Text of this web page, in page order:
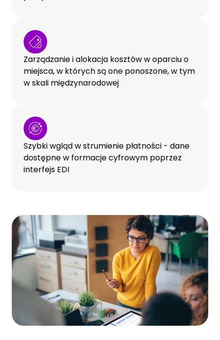
Zarządzanie i alokacja kosztów w oparciu o
miejsca, w których są one ponoszone, w tym
w skali międzynarodowej
Szybki wgląd w strumienie płatności - dane
dostępne w formacje cyfrowym poprzez
interfejs EDI